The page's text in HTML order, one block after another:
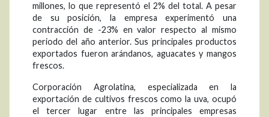
millones, lo que representó el 2% del total. A pesar
de su posición, la empresa experimentó una
contracción de -23% en valor respecto al mismo
periodo del año anterior. Sus principales productos
exportados fueron arándanos, aguacates y mangos
frescos.
Corporación Agrolatina, especializada en la
exportación de cultivos frescos como la uva, ocupó
el tercer lugar entre las principales empresas